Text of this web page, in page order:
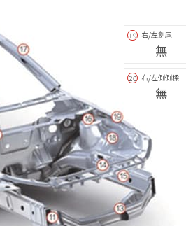
19 右/左劍尾
無
20 右/左側側樑
無